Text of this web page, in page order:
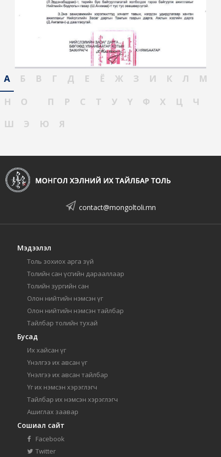
А Б В Г Д Е Ё Ж З И К Л
М
Н
О П Р С Т У Ү Ф Х Ц
Ч
Ш
Э Ю Я
contact@mongoltoli.mn
Мэдээлэл
Толь зохиох арга зүй
Толийн сан үсгийн дарааллаар
Толийн зургийн сан
Олон нийтийн нэмсэн үг
Олон нийтийн нэмсэн тайлбар
Тайлбар толийн тухай
Бусад
Их хайсан үг
Үнэлгээ их авсан үг
Үнэлгээ их авсан тайлбар
Үг их нэмсэн хэрэглэгч
Тайлбар их нэмсэн хэрэглэгч
Ашиглах заавар
Сошиал сайт
Facebook
Twitter